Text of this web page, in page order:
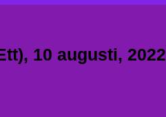
10 augusti, 2022